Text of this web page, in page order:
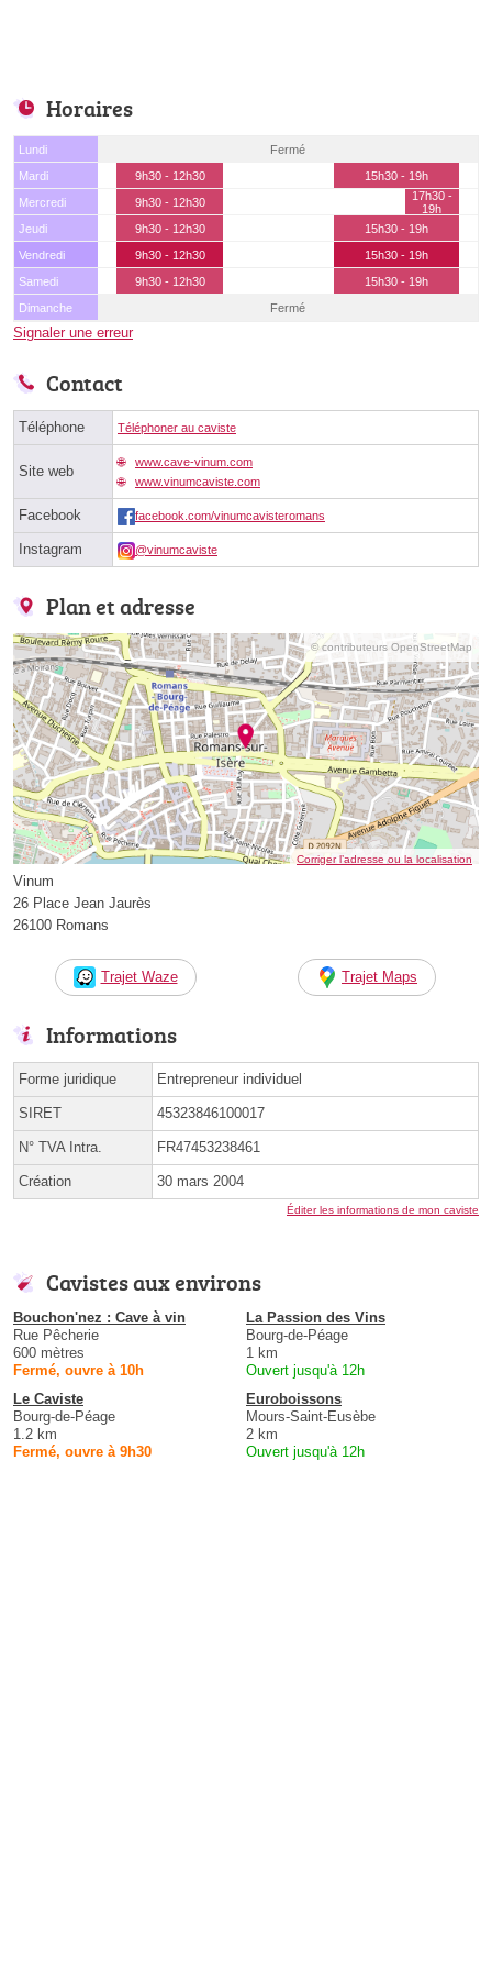
Horaires
Lundi
Fermé
Mardi
9h30 - 12h30
15h30 - 19h
Mercredi
9h30 - 12h30
17h30 -
19h
Jeudi
9h30 - 12h30
15h30 - 19h
Vendredi
9h30 - 12h30
15h30 - 19h
Samedi
9h30 - 12h30
15h30 - 19h
Dimanche
Fermé
Signaler une erreur
Contact
Téléphone Téléphoner au caviste
Site web
www.cave-vinum.com
www.vinumcaviste.com
Facebook facebook.com/vinumcavisteromans
Instagram @vinumcaviste
Plan et adresse
© contributeurs OpenStreetMap
Corriger l’adresse ou la localisation
Vinum
26 Place Jean Jaurès
26100 Romans
Trajet Waze Trajet Maps
Informations
Forme juridique Entrepreneur individuel
SIRET 45323846100017
N° TVA Intra. FR47453238461
Création 30 mars 2004
Éditer les informations de mon caviste
Cavistes aux environs
Bouchon'nez : Cave à vin
Rue Pêcherie
600 mètres
Fermé, ouvre à 10h
La Passion des Vins
Bourg-de-Péage
1 km
Ouvert jusqu'à 12h
Le Caviste
Bourg-de-Péage
1.2 km
Fermé, ouvre à 9h30
Euroboissons
Mours-Saint-Eusèbe
2 km
Ouvert jusqu'à 12h